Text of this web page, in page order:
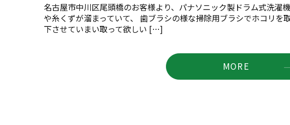
名古屋市中川区尾頭橋のお客様より、パナソニック製ドラム式洗濯
や糸くずが溜まっていて、 歯ブラシの様な掃除用ブラシでホコリを
下させていまい取って欲しい […]
MORE